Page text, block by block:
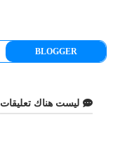
BLOGGER
ليست هناك تعليقات